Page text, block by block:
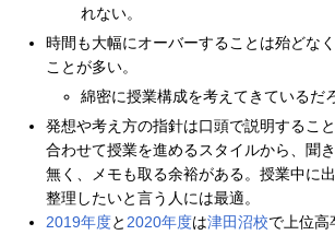
れない。
時間も大幅にオーバーすることは殆どな
ことが多い。
綿密に授業構成を考えてきているだ
発想や考え方の指針は口頭で説明するこ
合わせて授業を進めるスタイルから、聞
無く、メモも取る余裕がある。授業中に
整理したいと言う人には最適。
2019年度と 2020年度は津田沼校で上位高